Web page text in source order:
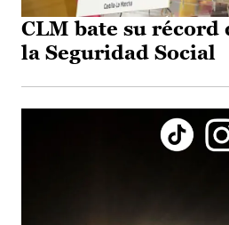
CLM bate su récord
la Seguridad Social